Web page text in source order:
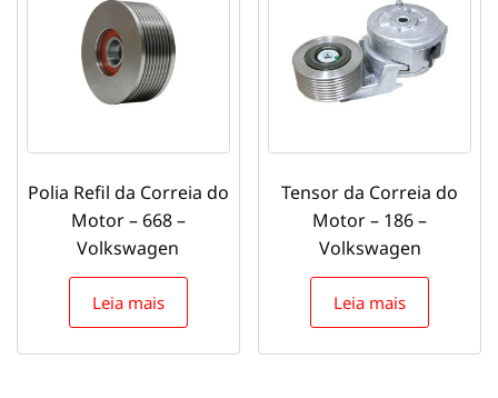
Polia Refil da Correia do
Motor – 668 –
Volkswagen
Leia mais
Tensor da Correia do
Motor – 186 –
Volkswagen
Leia mais